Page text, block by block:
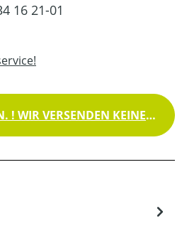
16 21-01
NACHRICHT SENDEN. ! WIR VERSENDEN KEINE WAREN !